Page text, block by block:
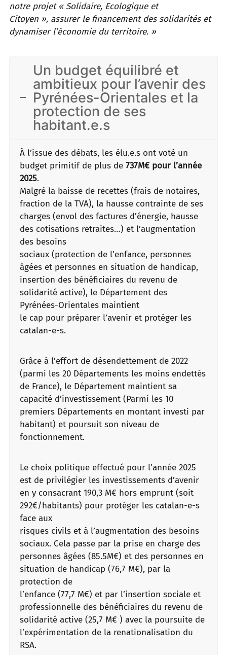
notre projet « Solidaire, Ecologique et
Citoyen », assurer le financement des solidarités et
dynamiser l’économie du territoire. »
Un budget équilibré et
ambitieux pour l’avenir des
Pyrénées-Orientales et la
protection de ses
habitant.e.s
À l’issue des débats, les élu.e.s ont voté un
budget primitif de plus de 737M€ pour l’année
2025.
Malgré la baisse de recettes (frais de notaires,
fraction de la TVA), la hausse contrainte de ses
charges (envol des factures d’énergie, hausse
des cotisations retraites…) et l’augmentation
des besoins
sociaux (protection de l’enfance, personnes
âgées et personnes en situation de handicap,
insertion des bénéficiaires du revenu de
solidarité active), le Département des
Pyrénées-Orientales maintient
le cap pour préparer l’avenir et protéger les
catalan-e-s.
Grâce à l’effort de désendettement de 2022
(parmi les 20 Départements les moins endettés
de France), le Département maintient sa
capacité d’investissement (Parmi les 10
premiers Départements en montant investi par
habitant) et poursuit son niveau de
fonctionnement.
Le choix politique effectué pour l’année 2025
est de privilégier les investissements d’avenir
en y consacrant 190,3 M€ hors emprunt (soit
292€/habitants) pour protéger les catalan-e-s
face aux
risques civils et à l’augmentation des besoins
sociaux. Cela passe par la prise en charge des
personnes âgées (85.5M€) et des personnes en
situation de handicap (76,7 M€), par la
protection de
l’enfance (77,7 M€) et par l’insertion sociale et
professionnelle des bénéficiaires du revenu de
solidarité active (25,7 M€ ) avec la poursuite de
l’expérimentation de la renationalisation du
RSA.